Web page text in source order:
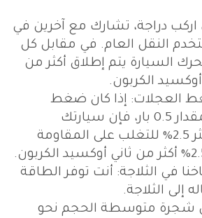
اركب دراجة، تشارك مع آخرين في
النقل العام. في مقابل كل
السيارة يتم إطلاق أكثر من
العجلات: إذا كان ضغط
العجلات ناقصا بمقدار 0.5 بار، فإن سيارتك
تستهلك وقودا أكثر 2.5% للتغلب على المقاومة
في الثلاجة: أنت توفر الطاقة
إلى الثلاجة.
شجرة متوسطة الحجم نحو